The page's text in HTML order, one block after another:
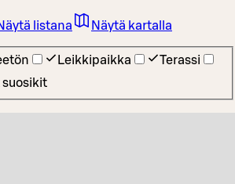
Leikkipaikka
Terassi
suosikit
listana Näytä kartalla